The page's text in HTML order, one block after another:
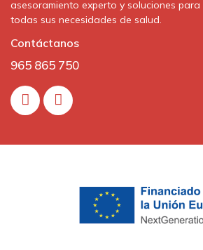
asesoramiento experto y soluciones para
todas sus necesidades de salud.
Contáctanos
965 865 750